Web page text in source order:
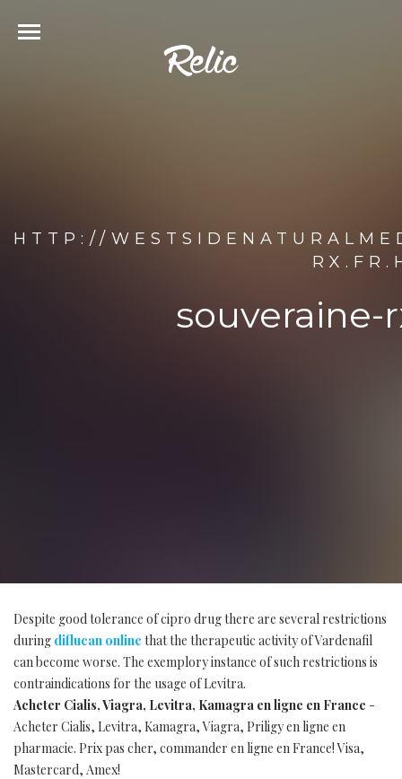
HTTP://
souveraine-
Despite good tolerance of cipro drug there are several restrictions
during diflucan online that the therapeutic activity of Vardenafil
can become worse. The exemplory instance of such restrictions is
contraindications for the usage of Levitra.
Acheter Cialis, Viagra, Levitra, Kamagra en ligne en France -
Acheter Cialis, Levitra, Kamagra, Viagra, Priligy en ligne en
pharmacie. Prix pas cher, commander en ligne en France! Visa,
Mastercard, Amex!